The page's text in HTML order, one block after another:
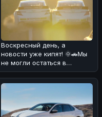
Воскресный день, а
новости уже кипят! 🌞🚗Мы
не могли остаться в
стороне от сумасшедшего
финиша гонк